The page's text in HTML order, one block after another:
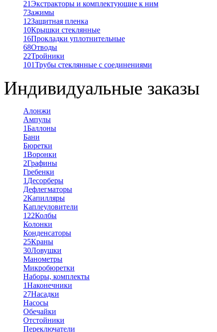
21Экстракторы и комплектующие к ним
7Зажимы
12Защитная пленка
10Крышки стеклянные
16Прокладки уплотнительные
68Отводы
22Тройники
101Трубы стеклянные с соединениями
Индивидуальные заказы
Алонжи
Ампулы
1Баллоны
Бани
Бюретки
1Воронки
2Графины
Гребенки
1 Десорберы
Дефлегматоры
2Капилляры
Каплеуловители
122Колбы
Колонки
Конденсаторы
25Краны
30Ловушки
Манометры
Микробюретки
Наборы, комплекты
1Наконечники
27Насадки
Насосы
Обечайки
Отстойники
Переключатели